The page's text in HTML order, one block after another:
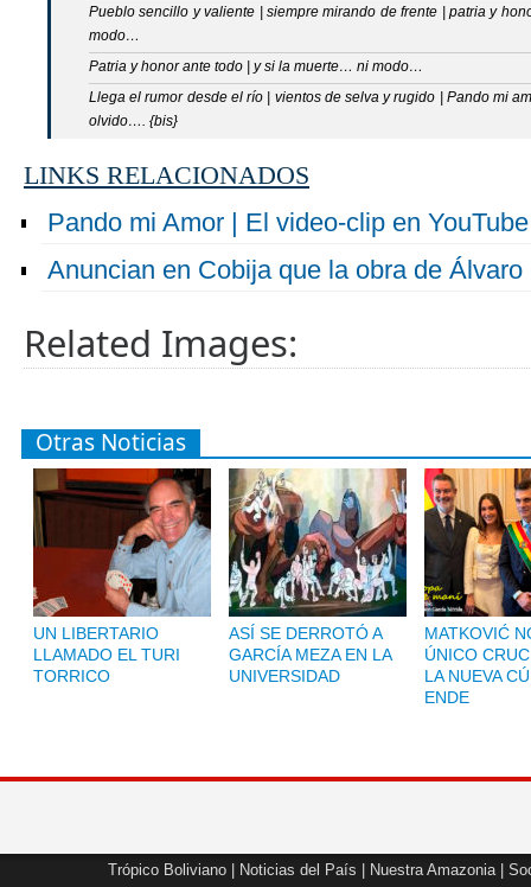
Pueblo sencillo y valiente | siempre mirando de frente | patria y
modo…
Patria y honor ante todo | y si la muerte… ni modo…
Llega el rumor desde el río | vientos de selva y rugido | Pando mi
olvido…. {bis}
LINKS RELACIONADOS
Pando mi Amor | El video-clip en YouTube
Anuncian en Cobija que la obra de
Related Images:
Otras Noticias
UN LIBERTARIO
LLAMADO EL TURI
TORRICO
ASÍ SE DERROTÓ A
GARCÍA MEZA EN LA
UNIVERSIDAD
MATKOVIĆ
ÚNICO
LA NUEVA
ENDE
Trópico Boliviano Noticias del País Nuestra Amazonia|